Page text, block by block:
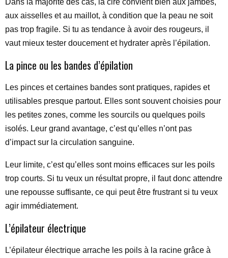
Dans la majorité des cas, la cire convient bien aux jambes,
aux aisselles et au maillot, à condition que la peau ne soit
pas trop fragile. Si tu as tendance à avoir des rougeurs, il
vaut mieux tester doucement et hydrater après l’épilation.
La pince ou les bandes d’épilation
Les pinces et certaines bandes sont pratiques, rapides et
utilisables presque partout. Elles sont souvent choisies pour
les petites zones, comme les sourcils ou quelques poils
isolés. Leur grand avantage, c’est qu’elles n’ont pas
d’impact sur la circulation sanguine.
Leur limite, c’est qu’elles sont moins efficaces sur les poils
trop courts. Si tu veux un résultat propre, il faut donc attendre
une repousse suffisante, ce qui peut être frustrant si tu veux
agir immédiatement.
L’épilateur électrique
L’épilateur électrique arrache les poils à la racine grâce à